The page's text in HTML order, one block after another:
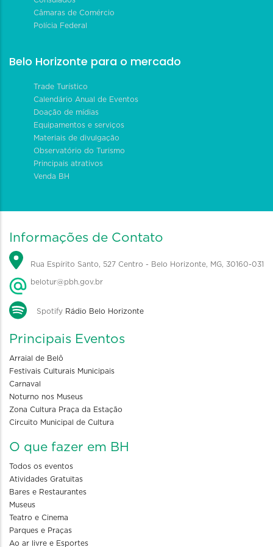
Câmaras de Comércio
Polícia Federal
Belo Horizonte para o mercado
Trade Turístico
Calendário Anual de Eventos
Doação de mídias
Equipamentos e serviços
Materiais de divulgação
Observatório do Turismo
Principais atrativos
Venda BH
Informações de Contato
Rua Espírito Santo, 527 Centro - Belo Horizonte, MG, 30160-031
belotur@pbh.gov.br
Spotify Rádio Belo Horizonte
Principais Eventos
Arraial de Belô
Festivais Culturais Municipais
Carnaval
Noturno nos Museus
Zona Cultura Praça da Estação
Circuito Municipal de Cultura
O que fazer em BH
Todos os eventos
Atividades Gratuitas
Bares e Restaurantes
Museus
Teatro e Cinema
Parques e Praças
Ao ar livre e Esportes